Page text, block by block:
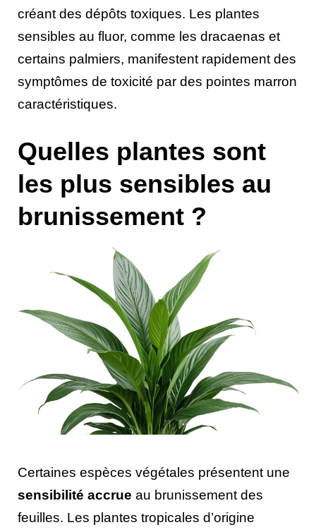
créant des dépôts toxiques. Les plantes
sensibles au fluor, comme les dracaenas et
certains palmiers, manifestent rapidement des
symptômes de toxicité par des pointes marron
caractéristiques.
Quelles plantes sont
les plus sensibles au
brunissement ?
Certaines espèces végétales présentent une
sensibilité accrue au brunissement des
feuilles. Les plantes tropicales d’origine